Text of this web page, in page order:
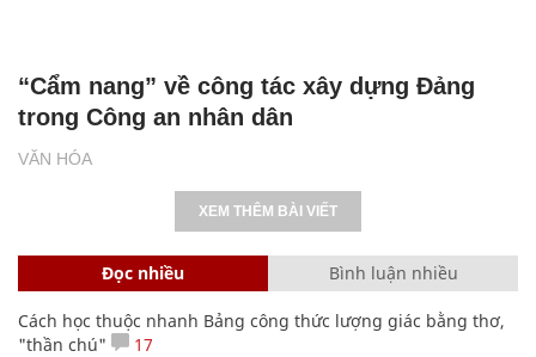
VĂN HÓA
“Cẩm nang” về công tác xây dựng Đảng
trong Công an nhân dân
XEM THÊM BÀI VIẾT
Đọc nhiều Bình luận nhiều
Cách học thuộc nhanh Bảng công thức lượng giác bằng thơ,
"thần chú"
17